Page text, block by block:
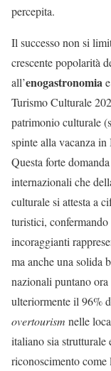
percepita.
Il successo non si
crescente popolarità
all’enogastronomia
Turismo Culturale
patrimonio culturale
spinte alla vacanza
Questa forte
internazionali che
culturale si attesta a
turistici,
incoraggianti
ma anche una solida
nazionali puntano
ulteriormente il 96%
overtourism nelle
italiano sia
riconoscimento come